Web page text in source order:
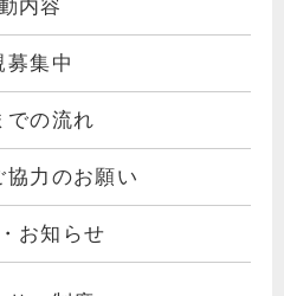
内容
募集中
での流れ
協力のお願い
お知らせ